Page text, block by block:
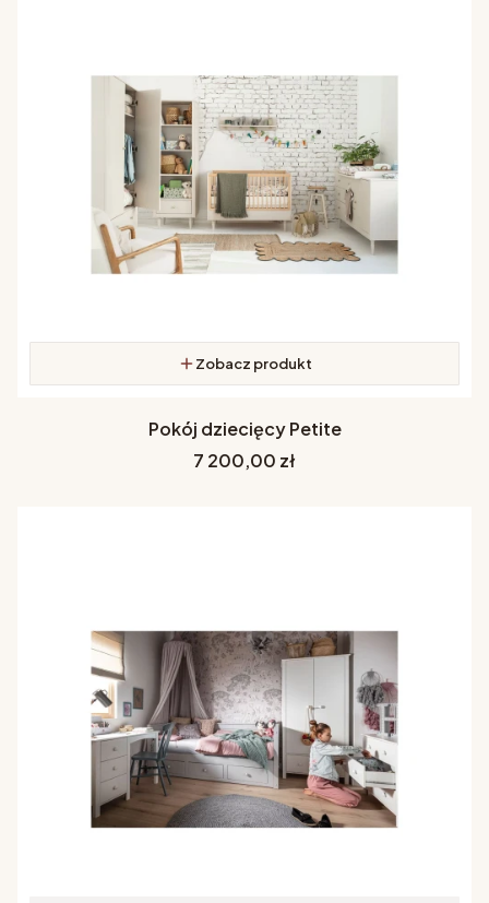
Zobacz produkt
Pokój dziecięcy Petite
Cena
7 200,00 zł